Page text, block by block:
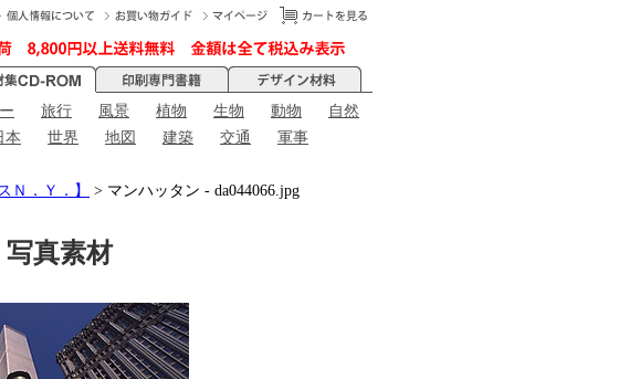
旅行 風景 植物 生物 動物
自然
本 世界 地図 建築 交通 軍事
Ｎ．Ｙ．】 > マンハッタン - da044066.jpg
写真素材